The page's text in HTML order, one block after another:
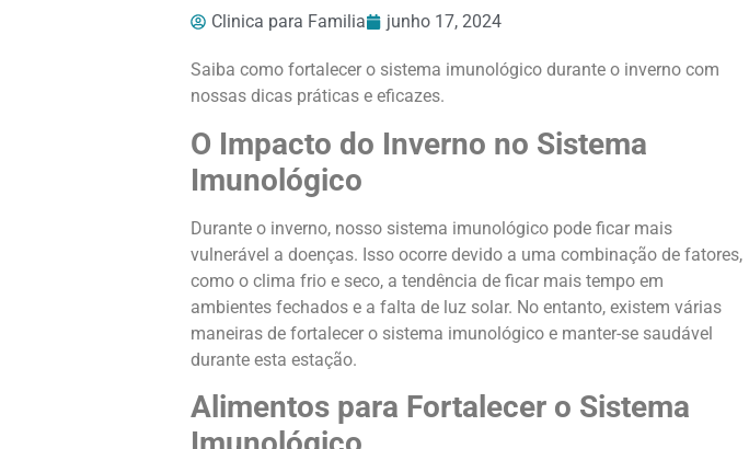
Clinica para Familia junho 17, 2024
Saiba como fortalecer o sistema imunológico durante o inverno com
nossas dicas práticas e eficazes.
O Impacto do Inverno no Sistema
Imunológico
Durante o inverno, nosso sistema imunológico pode ficar mais
vulnerável a doenças. Isso ocorre devido a uma combinação de fatores,
como o clima frio e seco, a tendência de ficar mais tempo em
ambientes fechados e a falta de luz solar. No entanto, existem várias
maneiras de fortalecer o sistema imunológico e manter-se saudável
durante esta estação.
Alimentos para Fortalecer o Sistema